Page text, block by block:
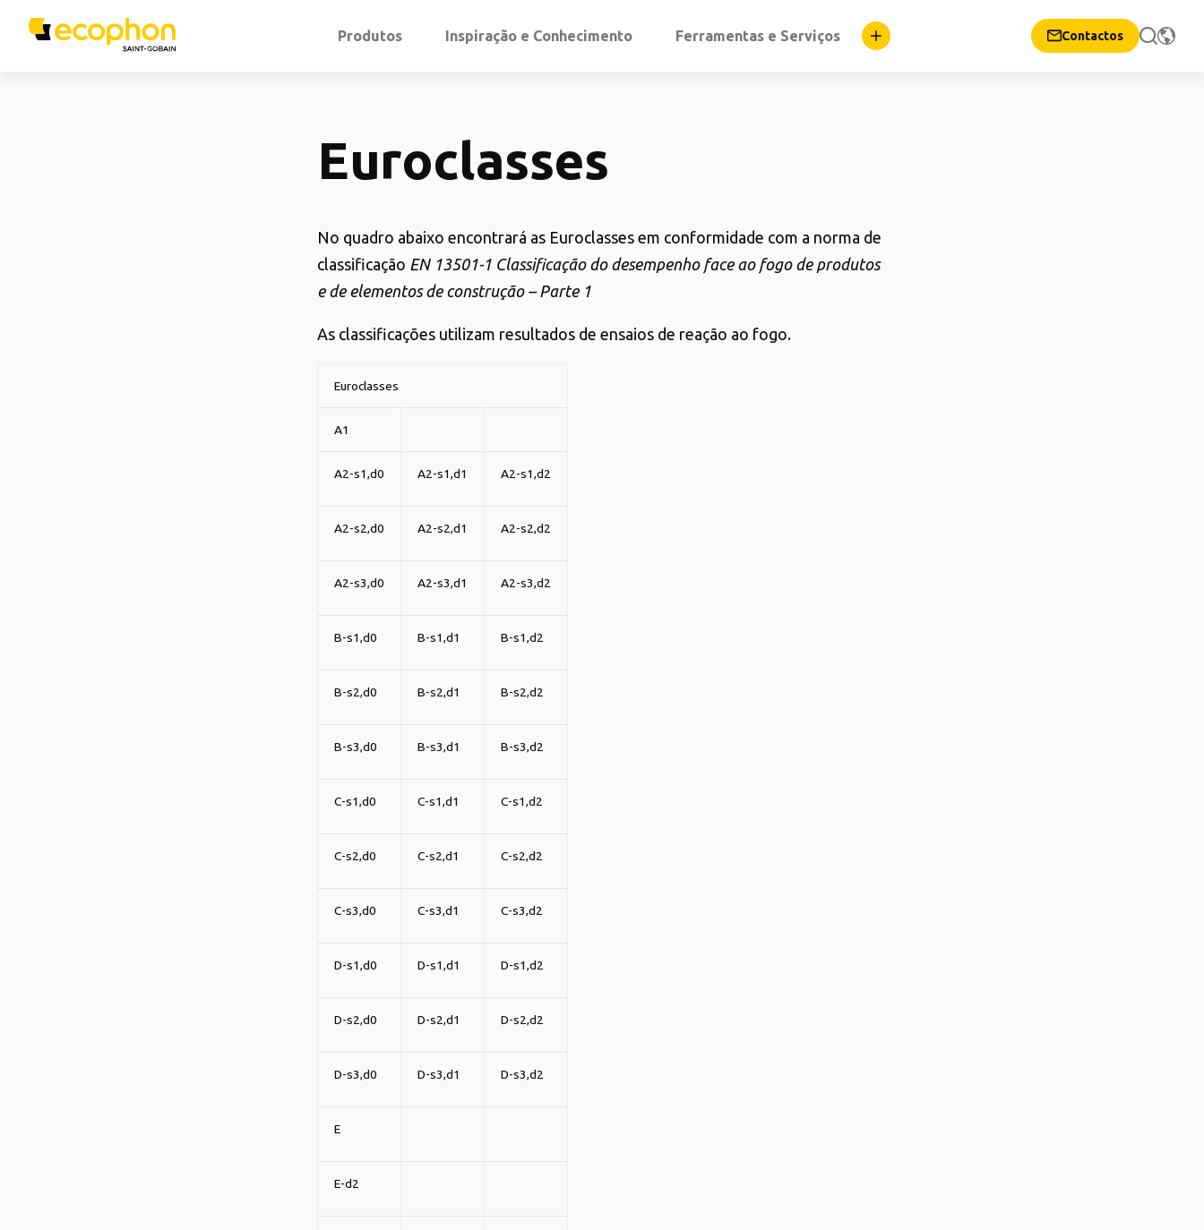
Produtos Inspiração e Conhecimento Ferramentas e Serviços Contactos
Euroclasses
No quadro abaixo encontrará as Euroclasses em conformidade com a norma de
classificação EN 13501-1 Classificação do desempenho face ao fogo de produtos
e de elementos de construção – Parte 1
As classificações utilizam resultados de ensaios de reação ao fogo.
Euroclasses
A1
A2-s1,d0 A2-s1,d1 A2-s1,d2
A2-s2,d0 A2-s2,d1 A2-s2,d2
A2-s3,d0 A2-s3,d1 A2-s3,d2
B-s1,d0 B-s1,d1 B-s1,d2
B-s2,d0 B-s2,d1 B-s2,d2
B-s3,d0 B-s3,d1 B-s3,d2
C-s1,d0 C-s1,d1 C-s1,d2
C-s2,d0 C-s2,d1 C-s2,d2
C-s3,d0 C-s3,d1 C-s3,d2
D-s1,d0 D-s1,d1 D-s1,d2
D-s2,d0 D-s2,d1 D-s2,d2
D-s3,d0 D-s3,d1 D-s3,d2
E
E-d2